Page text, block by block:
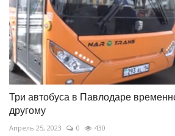
Три автобуса в Павлодаре
другому
Апрель 25, 2023 0 430